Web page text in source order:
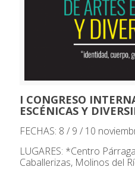
I CONGRESO
ESCÉNICAS Y
FECHAS: 8 / 9 / 10
LUGARES: *Centro
Caballerizas, Molinos del